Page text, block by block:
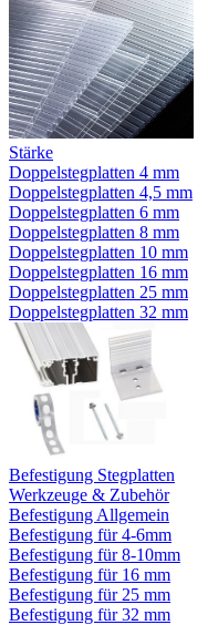
Stärke
Doppelstegplatten 4 mm
Doppelstegplatten 4,5 mm
Doppelstegplatten 6 mm
Doppelstegplatten 8 mm
Doppelstegplatten 10 mm
Doppelstegplatten 16 mm
Doppelstegplatten 25 mm
Doppelstegplatten 32 mm
Befestigung Stegplatten
Werkzeuge & Zubehör
Befestigung Allgemein
Befestigung für 4-6mm
Befestigung für 8-10mm
Befestigung für 16 mm
Befestigung für 25 mm
Befestigung für 32 mm